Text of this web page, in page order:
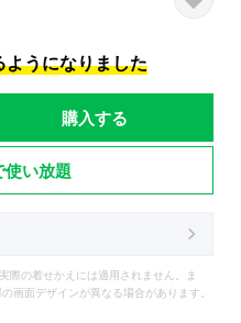
うになりました
購入する
使い放題
際の着せかえには適用されません。ま
画面デザインが異なる場合があります。